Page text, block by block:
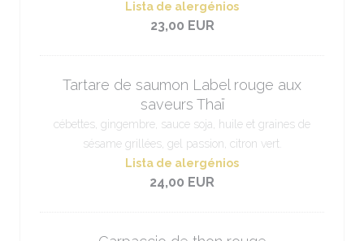
Lista de alergénios
23,00 EUR
Tartare de saumon Label rouge aux
saveurs Thaï
cébettes, gingembre, sauce soja, huile et graines de
sésame grillées, gel passion, citron vert.
Lista de alergénios
24,00 EUR